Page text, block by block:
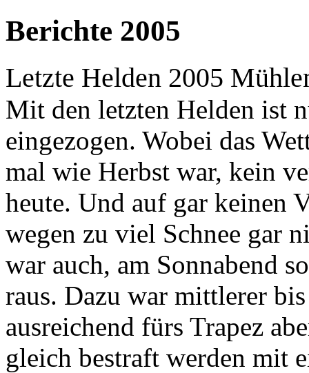
Berichte 2005
Letzte Helden 2005
Mit den letzten Helden ist
eingezogen. Wobei das
mal wie Herbst war, kein
heute. Und auf gar keinen
wegen zu viel Schnee gar
war auch, am Sonnabend
raus. Dazu war mittlerer
ausreichend fürs Trapez
gleich bestraft werden mit